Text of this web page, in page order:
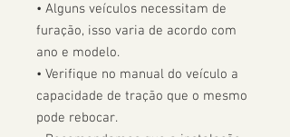
• Alguns veículos necessitam de
furação, isso varia de acordo com
ano e modelo.
• Verifique no manual do veículo a
capacidade de tração que o mesmo
pode rebocar.